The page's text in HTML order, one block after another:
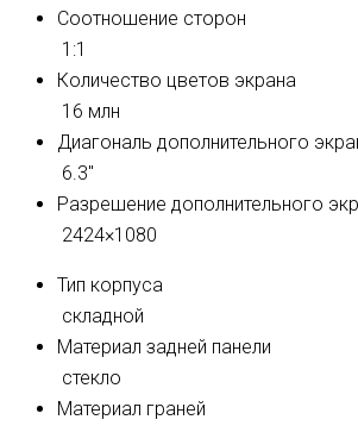
Соотношение сторон
1:1
Количество цветов экрана
16 млн
Диагональ дополнительного
6.3″
Разрешение дополнительного
2424×1080
Тип корпуса
складной
Материал задней панели
стекло
Материал граней